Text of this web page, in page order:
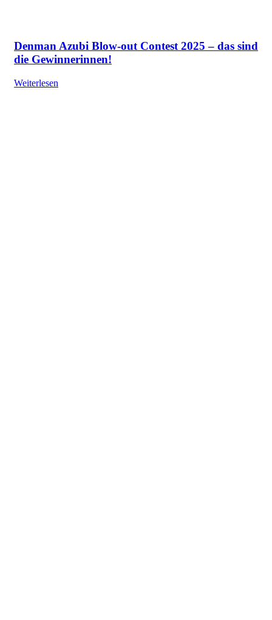
Denman Azubi Blow-out Contest 2025 – das sind
die Gewinnerinnen!
Weiterlesen